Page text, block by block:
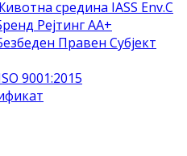
средина IASS Env.C
Рејтинг АА+
Правен Субјект
9001:2015